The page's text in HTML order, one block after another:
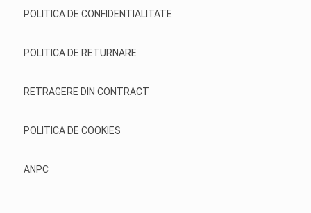
POLITICA DE CONFIDENTIALITATE
POLITICA DE RETURNARE
RETRAGERE DIN CONTRACT
POLITICA DE COOKIES
ANPC